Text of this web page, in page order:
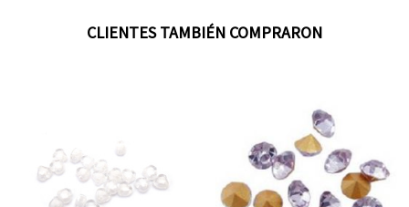
CLIENTES TAMBIÉN COMPRARON